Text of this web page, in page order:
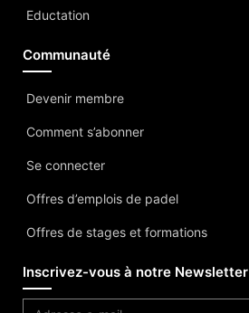
Eductation
Communauté
Devenir membre
Comment s’abonner
Se connecter
Offres d’emplois de padel
Offres de stages et formations
Inscrivez-vous à notre Newsletter